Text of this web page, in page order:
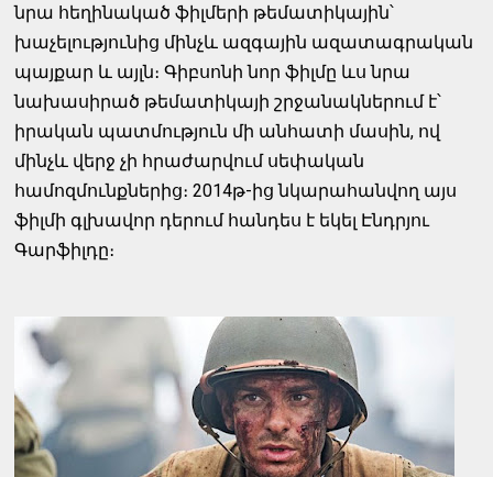
նրա հեղինակած ֆիլմերի թեմատիկային՝
խաչելությունից մինչև ազգային ազատագրական
պայքար և այլն։ Գիբսոնի նոր ֆիլմը ևս նրա
նախասիրած թեմատիկայի շրջանակներում է՝
իրական պատմություն մի անհատի մասին, ով
մինչև վերջ չի հրաժարվում սեփական
համոզմունքներից։ 2014թ-ից նկարահանվող այս
ֆիլմի գլխավոր դերում հանդես է եկել Էնդրյու
Գարֆիլդը։